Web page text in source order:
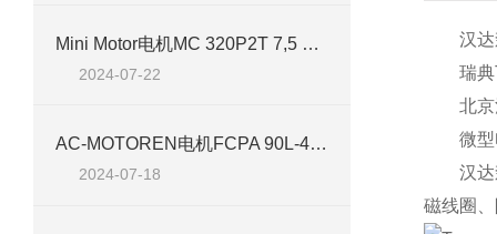
Mini Motor电机MC 320P2T 7,5 B3 技术介绍
2024-07-22
AC-MOTOREN电机FCPA 90L-4/HE 技术介绍
2024-07-18
汉达森
瑞典
北京汉
微型电
汉达森
磁线圈